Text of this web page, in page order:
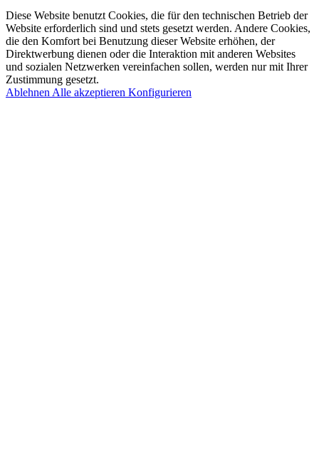
Diese Website benutzt Cookies, die für den technischen Betrieb der
Website erforderlich sind und stets gesetzt werden. Andere Cookies,
die den Komfort bei Benutzung dieser Website erhöhen, der
Direktwerbung dienen oder die Interaktion mit anderen Websites
und sozialen Netzwerken vereinfachen sollen, werden nur mit Ihrer
Zustimmung gesetzt.
Ablehnen Alle akzeptieren Konfigurieren